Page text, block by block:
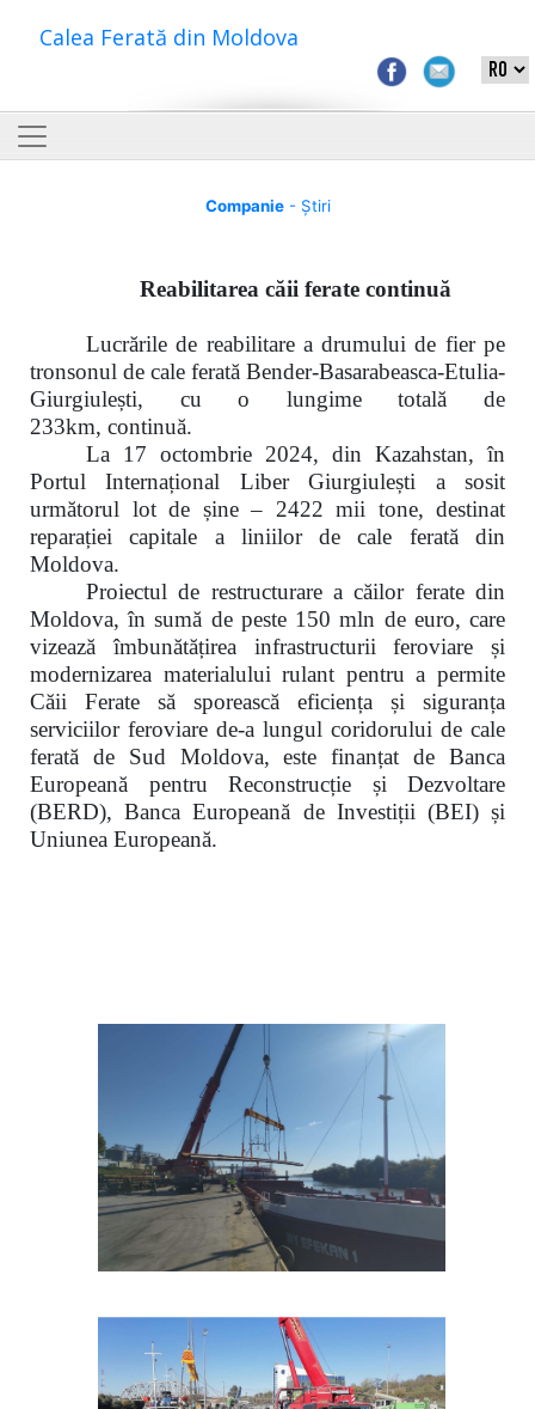
Calea Ferată din Moldova
Companie- Știri
Reabilitarea căii ferate continuă
Lucrările de reabilitare a drumului de fier pe
tronsonul de cale ferată Bender-Basarabeasca-Etulia-
Giurgiulești, cu o lungime totală de
233km, continuă.
La 17 octombrie 2024,din Kazahstan, în
Portul Internațional Liber Giurgiulești a sosit
următorul lot de șine – 2422 mii tone, destinat
reparației capitale a liniilor de cale ferată din
Moldova.
Proiectul de restructurare a căilor ferate din
Moldova, în sumă de peste 150 mln de euro, care
vizează îmbunătățirea infrastructurii feroviare și
modernizarea materialului rulant pentru a permite
Căii Ferate să sporească eficiența și siguranța
serviciilor feroviare de-a lungul coridorului de cale
ferată de Sud Moldova, este finanțat de Banca
Europeană pentru Reconstrucție și Dezvoltare
(BERD), Banca Europeană de Investiții (BEI) și
Uniunea Europeană.